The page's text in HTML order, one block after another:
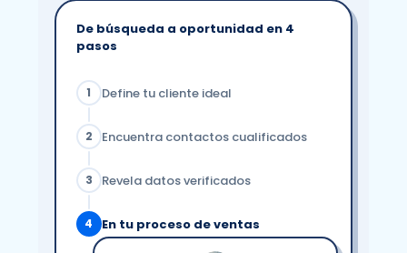
De búsqueda a oportunidad en 4
pasos
1 Define tu cliente ideal
2 Encuentra contactos cualificados
3 Revela datos verificados
4 En tu proceso de ventas